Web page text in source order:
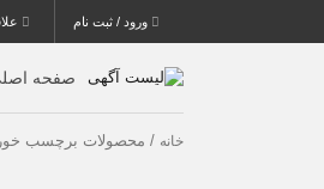
ورود / ثبت نام
صفحه
خانه / محصولات برچسب